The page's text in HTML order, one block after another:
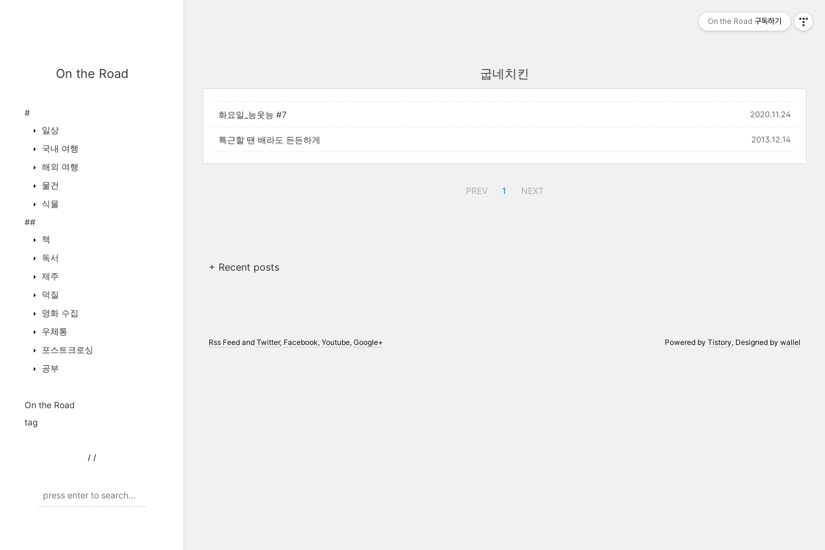
On the Road
#
일상
국내 여행
해외 여행
물건
식물
##
책
독서
제주
덕질
영화 수집
우체통
포스트크로싱
공부
On the Road
tag
/ /
굽네치킨
화요일_능웃능 #7 2020.11.24
특근할 땐 배라도 든든하게 2013.12.14
PREV 1 NEXT
+ Recent posts
Powered byTistory, Designed bywallel
Rss Feedand Twitter, Facebook, Youtube, Google+
On the Road 구독하기